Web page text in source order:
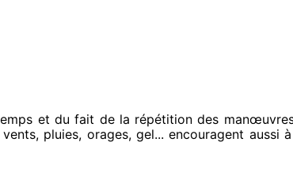
et du fait de la répétition des
pluies, orages, gel... encouragent aussi